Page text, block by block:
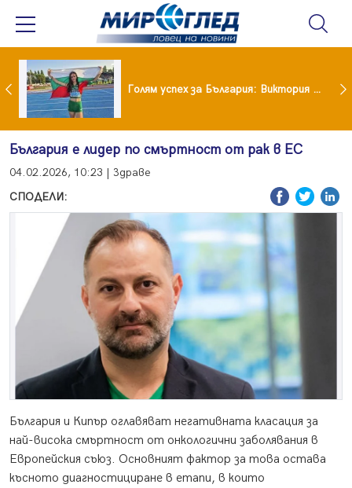
Когато всичко те дразни: тези трикове променят настроението за минути Голям успех за България: Виктория Ангелова грабна световна титла в тройния скок
България е лидер по смъртност от рак в ЕС
04.02.2026, 10:23 | Здраве
СПОДЕЛИ:
България и Кипър оглавяват негативната класация за
най-висока смъртност от онкологични заболявания в
Европейския съюз. Основният фактор за това остава
късното диагностициране в етапи, в които